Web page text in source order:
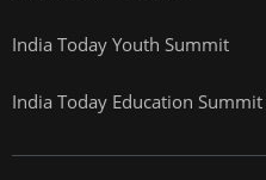
India Today Youth Summit
India Today Education Summit